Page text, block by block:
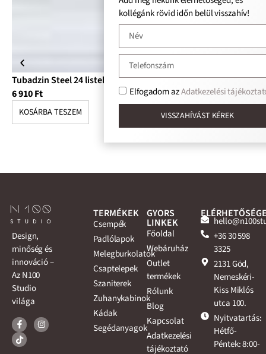
Tubadzin Steel 24 listelló
6 910Ft
KOSÁRBA TESZEM
5
Design,
minőség és
innováció –
Az N100
Studio
világa
TERMÉKEK
Csempék
Padlólapok
Melegburkolatok
Csaptelepek
Szaniterek
Zuhanykabinok
Kádak
Segédanyagok
GYORS
LINKEK
Főoldal
Webáruház
Outlet
termékek
Rólunk
Blog
Kapcsolat
Adatkezelési
tájékoztató
+36 30 598
3325
2131 Göd,
Nemeskéri-
Kiss Miklós
utca 100.
Nyitvatartás:
Hétfő-
Péntek: 8:00-
kollégánk rövid időn belül visszahív!
Elfogadom azAdatkezelési
VISSZAHÍVÁST KÉREK